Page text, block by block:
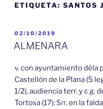
ETIQUETA: SANTOS
PUBLICADO
EL
02/10/2019
ALMENARA
v. con ayuntamiento déla
Castellón de la Plana (5
1/2), audiencia terr. у с g.
Tortosa (17): Sit.en la